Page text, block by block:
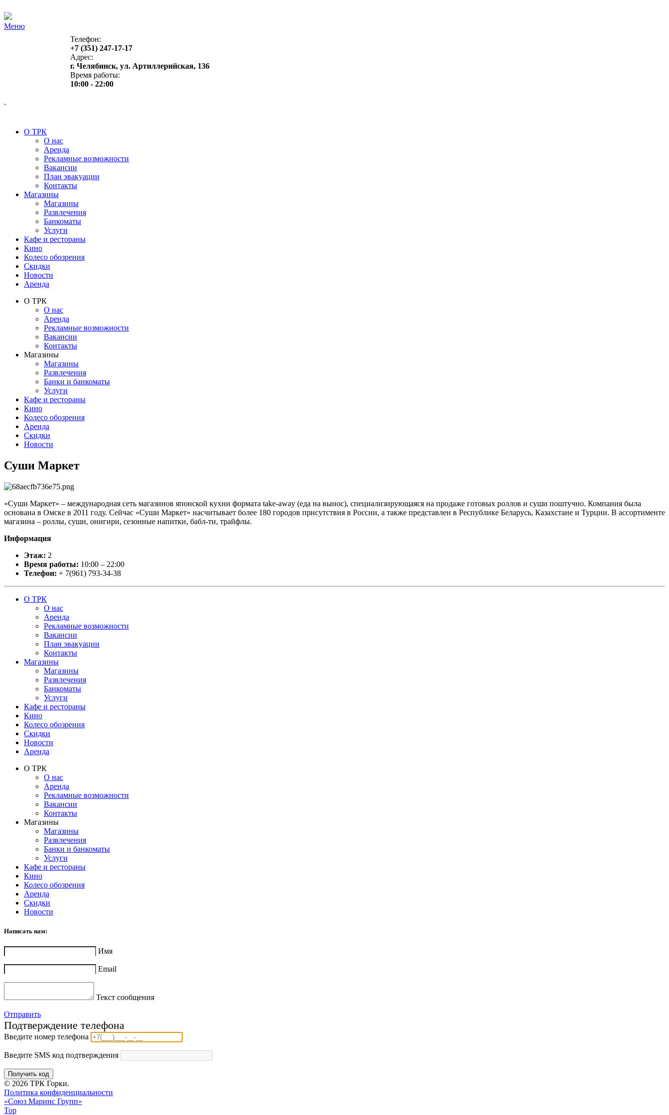
Меню
Телефон:
+7 (351) 247-17-17
Адрес:
г. Челябинск, ул. Артиллерийская, 136
Время работы:
10:00 - 22:00
О ТРК
О нас
Аренда
Рекламные возможности
Вакансии
План эвакуации
Контакты
Магазины
Магазины
Развлечения
Банкоматы
Услуги
Кафе и рестораны
Кино
Колесо обозрения
Скидки
Новости
Аренда
О ТРК
О нас
Аренда
Рекламные возможности
Вакансии
Контакты
Магазины
Магазины
Развлечения
Банки и банкоматы
Услуги
Кафе и рестораны
Кино
Колесо обозрения
Аренда
Скидки
Новости
Суши Маркет
«Суши Маркет» – международная сеть магазинов японской кухни формата take-away (еда на вынос), специализирующаяся на продаже готовых роллов и суши поштучно. Компания была
основана в Омске в 2011 году. Сейчас «Суши Маркет» насчитывает более 180 городов присутствия в России, а также представлен в Республике Беларусь, Казахстане и Турции. В ассортименте
магазина – роллы, суши, онигири, сезонные напитки, бабл-ти, трайфлы.
Информация
Этаж: 2
Время работы: 10:00 – 22:00
Телефон: + 7(961) 793-34-38
О ТРК
О нас
Аренда
Рекламные возможности
Вакансии
План эвакуации
Контакты
Магазины
Магазины
Развлечения
Банкоматы
Услуги
Кафе и рестораны
Кино
Колесо обозрения
Скидки
Новости
Аренда
О ТРК
О нас
Аренда
Рекламные возможности
Вакансии
Контакты
Магазины
Магазины
Развлечения
Банки и банкоматы
Услуги
Кафе и рестораны
Кино
Колесо обозрения
Аренда
Скидки
Новости
Написать нам:
Имя
Email
Текст сообщения
Отправить
Подтверждение телефона
Введите номер телефона
Введите SMS код подтверждения
Получить код
© 2026 ТРК Горки.
Политика конфиденциальности
«Союз Маринс Групп»
Top